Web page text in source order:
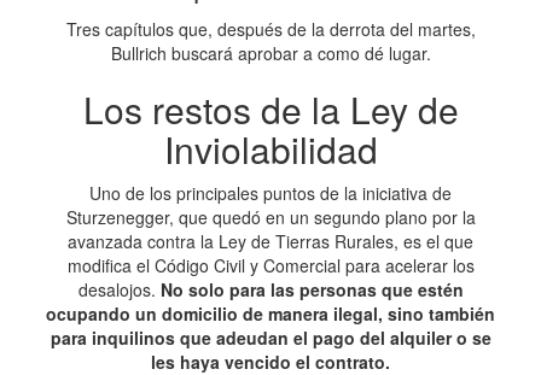
Tres capítulos que, después de la derrota del martes,
Bullrich buscará aprobar a como dé lugar.
Los restos de la Ley de
Inviolabilidad
Uno de los principales puntos de la iniciativa de
Sturzenegger, que quedó en un segundo plano por la
avanzada contra la Ley de Tierras Rurales, es el que
modifica el Código Civil y Comercial para acelerar los
desalojos. No solo para las personas que estén
ocupando un domicilio de manera ilegal, sino también
para inquilinos que adeudan el pago del alquiler o se
les haya vencido el contrato.